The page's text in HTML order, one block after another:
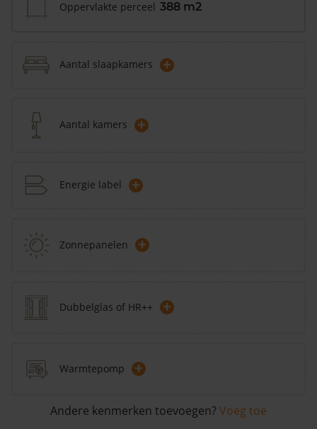
Oppervlakte perceel 388 m2
Aantal slaapkamers +
Aantal kamers +
Energie label +
Zonnepanelen +
Dubbelglas of HR++ +
Warmtepomp +
Andere kenmerken toevoegen? Voeg toe